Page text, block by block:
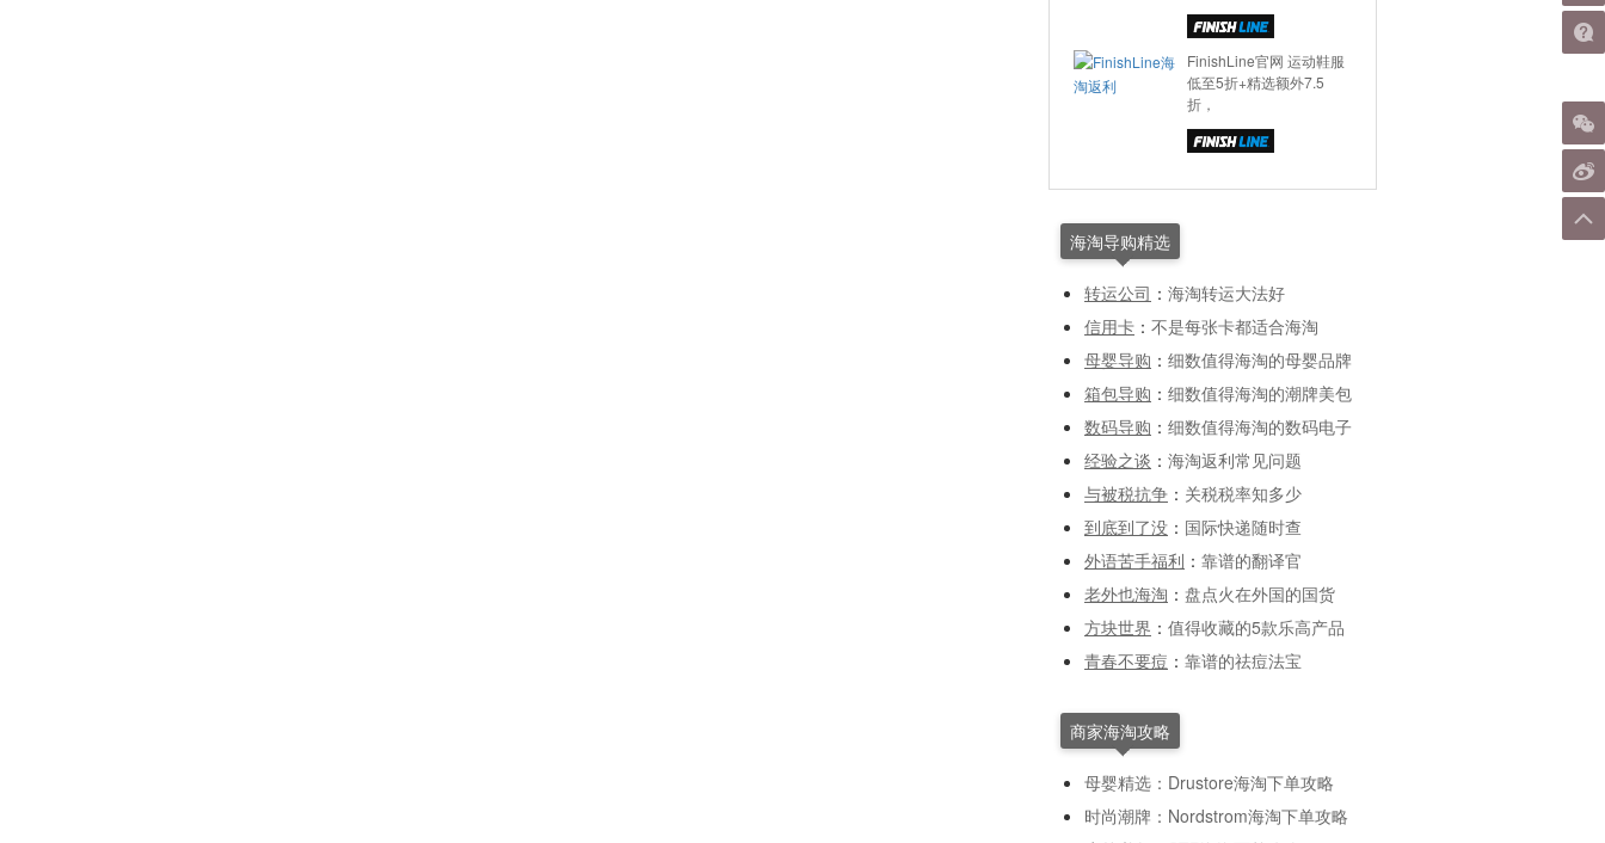
FinishLine官网 运动鞋服
低至5折+精选额外7.5
折，
海淘导购精选
转运公司 ： 海淘转运大法好
信用卡 ： 不是每张卡都适合海淘
母婴导购 ： 细数值得海淘的母婴品牌
箱包导购 ： 细数值得海淘的潮牌美包
数码导购 ： 细数值得海淘的数码电子
经验之谈 ： 海淘返利常见问题
与被税抗争 ： 关税税率知多少
到底到了没 ： 国际快递随时查
外语苦手福利 ： 靠谱的翻译官
老外也海淘 ： 盘点火在外国的国货
方块世界 ： 值得收藏的5款乐高产品
青春不要痘 ： 靠谱的祛痘法宝
商家海淘攻略
母婴精选：Drustore海淘下单攻略
时尚潮牌：Nordstrom海淘下单攻略